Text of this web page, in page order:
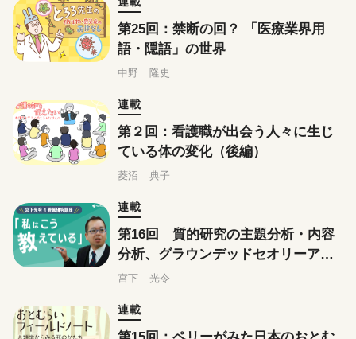
第25回：禁断の回？ 「医療業界用
語・隠語」の世界
中野 隆史
連載
第２回：看護職が出会う人々に生じ
ている体の変化（後編）
菱沼 典子
連載
第16回 質的研究の主題分析・内容
分析、グラウンデッドセオリーアプ
ローチはこう教えている
宮下 光令
連載